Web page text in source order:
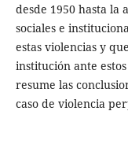
desde 1950 hasta la
sociales e
estas violencias y
institución ante
resume las
caso de violencia